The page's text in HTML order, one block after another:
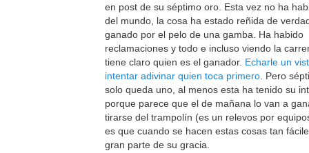
en post de su séptimo oro. Esta vez no ha
del mundo, la cosa ha estado reñida de
ganado por el pelo de una gamba. Ha habido
reclamaciones y todo e incluso viendo la
tiene claro quien es el ganador. Echarle un
intentar adivinar quien toca primero . Pero
solo queda uno, al menos esta ha tenido su
porque parece que el de mañana lo van a
tirarse del trampolín (es un relevos por
es que cuando se hacen estas cosas tan
gran parte de su gracia.